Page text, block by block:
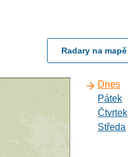
Radary na mapě
Dnes
Pátek
Čtvrtek
Středa